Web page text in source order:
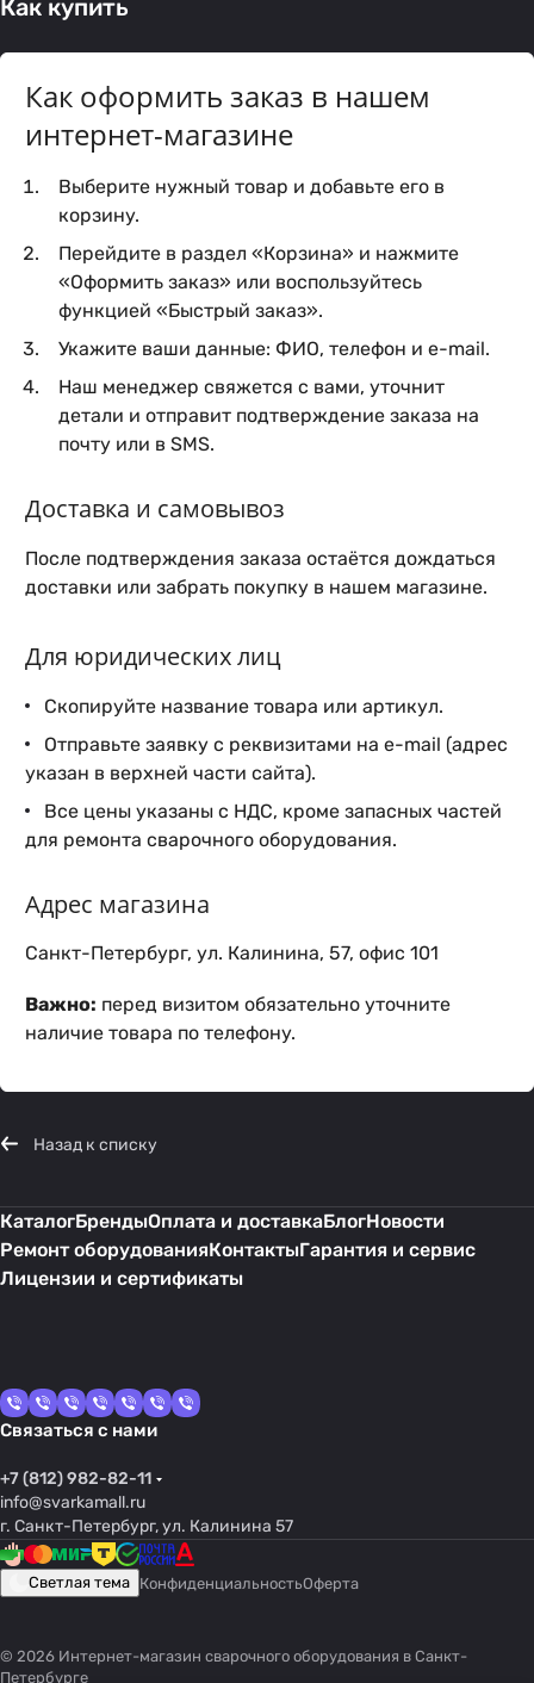
Как купить
Как оформить заказ в нашем
интернет-магазине
Выберите нужный товар и добавьте его в
корзину.
Перейдите в раздел «Корзина» и нажмите
«Оформить заказ» или воспользуйтесь
функцией «Быстрый заказ».
Укажите ваши данные: ФИО, телефон и e-mail.
Наш менеджер свяжется с вами, уточнит
детали и отправит подтверждение заказа на
почту или в SMS.
Доставка и самовывоз
После подтверждения заказа остаётся дождаться
доставки или забрать покупку в нашем магазине.
Для юридических лиц
Скопируйте название товара или артикул.
Отправьте заявку с реквизитами на e-mail (адрес
указан в верхней части сайта).
Все цены указаны с НДС, кроме запасных частей
для ремонта сварочного оборудования.
Адрес магазина
Санкт-Петербург, ул. Калинина, 57, офис 101
Важно: перед визитом обязательно уточните
наличие товара по телефону.
Назад к списку
КаталогБрендыОплата и доставкаБлогНовости
Ремонт оборудованияКонтактыГарантия и сервис
Лицензии и сертификаты
Связаться с нами
+7 (812) 982-82-11
info@svarkamall.ru
г. Санкт-Петербург, ул. Калинина 57
Светлая тема КонфиденциальностьОферта
© 2026 Интернет-магазин сварочного оборудования в Санкт-
Петербурге